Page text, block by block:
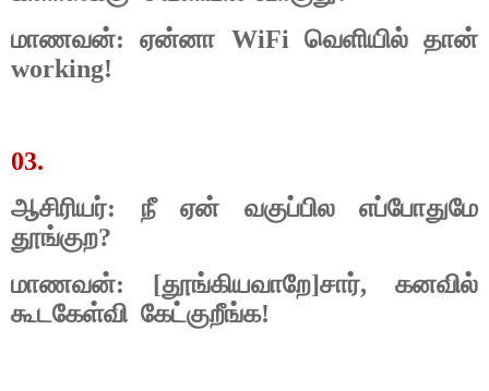
மாணவன்: ஏன்னா WiFi வெளியில் தான்
working!
03.
ஆசிரியர்: நீ ஏன் வகுப்பில எப்போதுமே
தூங்குற?
மாணவன்: [தூங்கியவாறே]சார், கனவில்
கூடகேள்வி கேட்குறீங்க!